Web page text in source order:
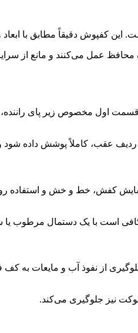
و فرم کف هیوندای النترا 2023 طراحی شده
عمل می‌کنند و مانع از
از سه قسمت مجزا است. قسمت اول
عقب، کاملاً پوشش داده شود و
کفش، خط و خش و استفاده
است با یک دستمال مرطوب یا
مهم‌ترین وظایف زیرپایی قالبی چرمی هیوندای
نیز جلوگیری می‌کند.